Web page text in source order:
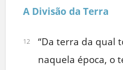
A Divisão da Terra
12
“Da terra da qual
naquela época, o